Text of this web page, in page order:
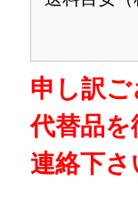
申し訳
代替品
連絡下